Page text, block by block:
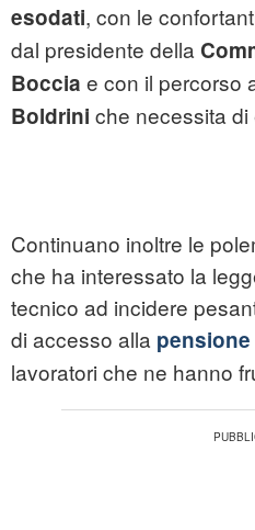
esodati, con le
dal presidente della
Boccia e con il percorso
Boldrini che necessita
Continuano inoltre le
che ha interessato la
tecnico ad incidere
di accesso alla
lavoratori che ne hanno